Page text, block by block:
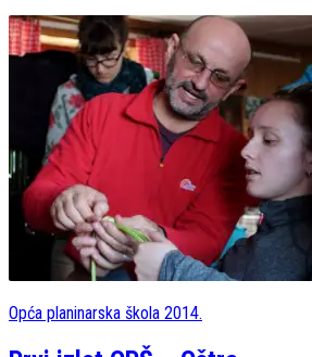
Opća planinarska škola 2014.